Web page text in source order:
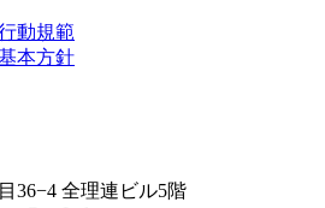
動規範
本方針
36−4 全理連ビル5階